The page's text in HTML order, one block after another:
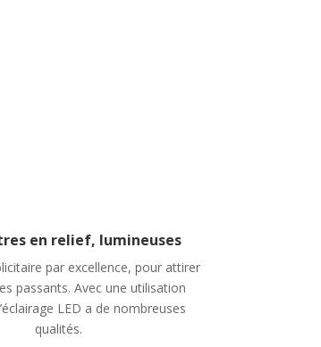
en relief, lumineuses
par excellence,pour attirer
passants. Avec une utilisation
LED a de nombreuses
qualités.